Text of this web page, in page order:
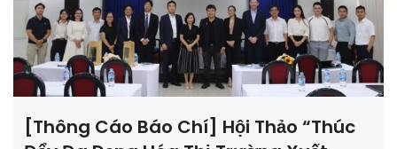
[Thông Cáo Báo Chí] Hội Thảo “Thúc